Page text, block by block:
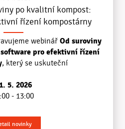
po kvalitní kompost:
řízení kompostárny
webinář Od suroviny
pro efektivní řízení
, který se uskuteční
5. 2026
- 13:00
novinky